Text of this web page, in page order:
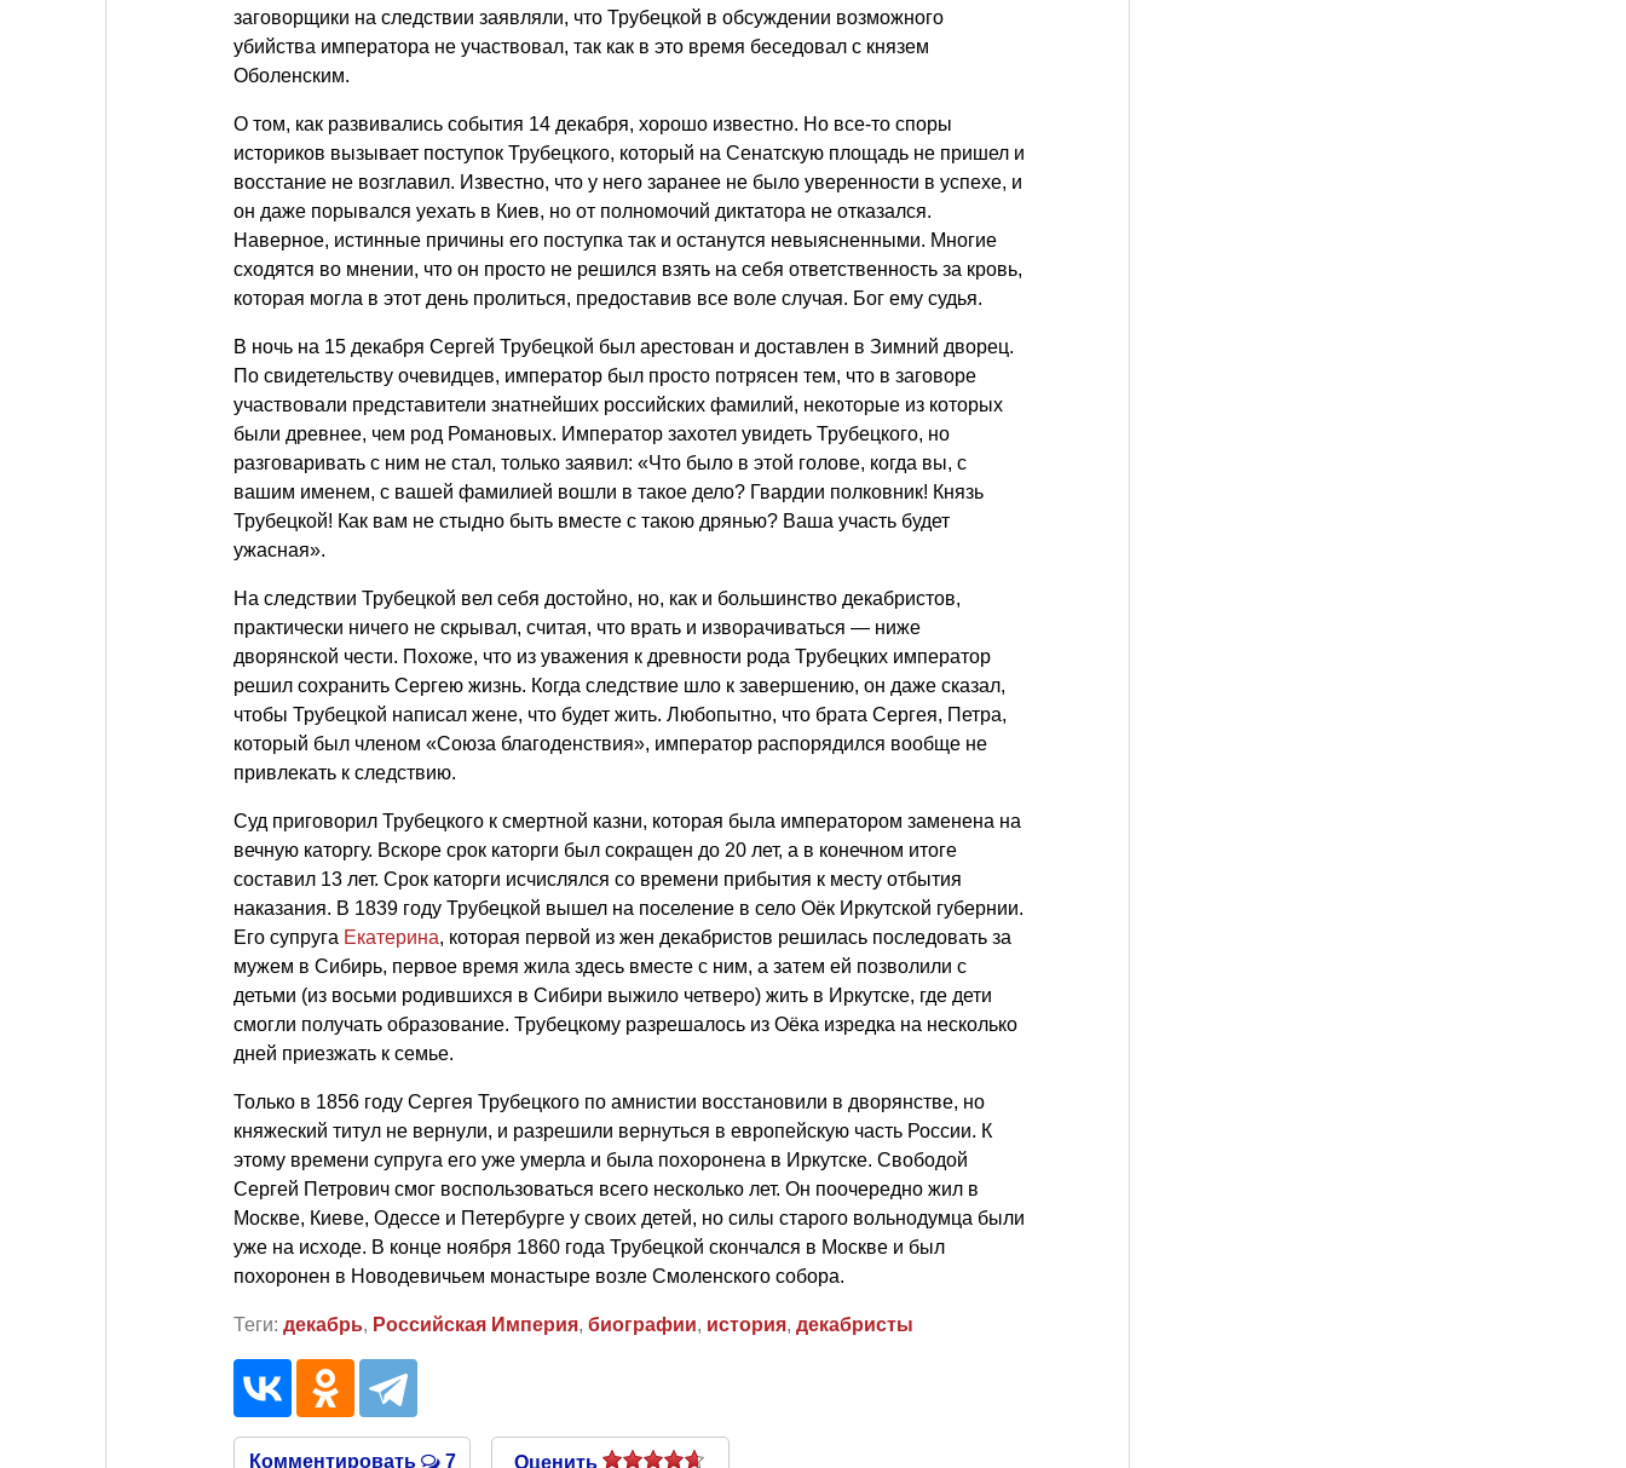
заговорщики на следствии заявляли, что Трубецкой в обсуждении возможного
убийства императора не участвовал, так как в это время беседовал с князем
Оболенским.
О том, как развивались события 14 декабря, хорошо известно. Но все-то споры
историков вызывает поступок Трубецкого, который на Сенатскую площадь не пришел и
восстание не возглавил. Известно, что у него заранее не было уверенности в успехе, и
он даже порывался уехать в Киев, но от полномочий диктатора не отказался.
Наверное, истинные причины его поступка так и останутся невыясненными. Многие
сходятся во мнении, что он просто не решился взять на себя ответственность за кровь,
которая могла в этот день пролиться, предоставив все воле случая. Бог ему судья.
В ночь на 15 декабря Сергей Трубецкой был арестован и доставлен в Зимний дворец.
По свидетельству очевидцев, император был просто потрясен тем, что в заговоре
участвовали представители знатнейших российских фамилий, некоторые из которых
были древнее, чем род Романовых. Император захотел увидеть Трубецкого, но
разговаривать с ним не стал, только заявил: «Что было в этой голове, когда вы, с
вашим именем, с вашей фамилией вошли в такое дело? Гвардии полковник! Князь
Трубецкой! Как вам не стыдно быть вместе с такою дрянью? Ваша участь будет
ужасная».
На следствии Трубецкой вел себя достойно, но, как и большинство декабристов,
практически ничего не скрывал, считая, что врать и изворачиваться — ниже
дворянской чести. Похоже, что из уважения к древности рода Трубецких император
решил сохранить Сергею жизнь. Когда следствие шло к завершению, он даже сказал,
чтобы Трубецкой написал жене, что будет жить. Любопытно, что брата Сергея, Петра,
который был членом «Союза благоденствия», император распорядился вообще не
привлекать к следствию.
Суд приговорил Трубецкого к смертной казни, которая была императором заменена на
вечную каторгу. Вскоре срок каторги был сокращен до 20 лет, а в конечном итоге
составил 13 лет. Срок каторги исчислялся со времени прибытия к месту отбытия
наказания. В 1839 году Трубецкой вышел на поселение в село Оёк Иркутской губернии.
Его супруга Екатерина, которая первой из жен декабристов решилась последовать за
мужем в Сибирь, первое время жила здесь вместе с ним, а затем ей позволили с
детьми (из восьми родившихся в Сибири выжило четверо) жить в Иркутске, где дети
смогли получать образование. Трубецкому разрешалось из Оёка изредка на несколько
дней приезжать к семье.
Только в 1856 году Сергея Трубецкого по амнистии восстановили в дворянстве, но
княжеский титул не вернули, и разрешили вернуться в европейскую часть России. К
этому времени супруга его уже умерла и была похоронена в Иркутске. Свободой
Сергей Петрович смог воспользоваться всего несколько лет. Он поочередно жил в
Москве, Киеве, Одессе и Петербурге у своих детей, но силы старого вольнодумца были
уже на исходе. В конце ноября 1860 года Трубецкой скончался в Москве и был
похоронен в Новодевичьем монастыре возле Смоленского собора.
Теги: декабрь, Российская Империя, биографии, история, декабристы
Комментировать 7 Оценить